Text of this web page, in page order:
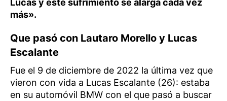
Lucas y este sufrimiento se alarga cada vez
más».
Que pasó con Lautaro Morello y Lucas
Escalante
Fue el 9 de diciembre de 2022 la última vez que
vieron con vida a Lucas Escalante (26): estaba
en su automóvil BMW con el que pasó a buscar